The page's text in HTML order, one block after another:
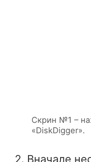
Скрин №1 –
«DiskDigger».
2. Вначале